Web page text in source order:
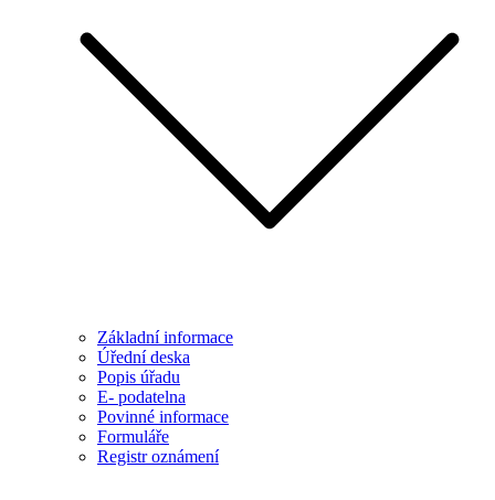
Základní informace
Úřední deska
Popis úřadu
E- podatelna
Povinné informace
Formuláře
Registr oznámení